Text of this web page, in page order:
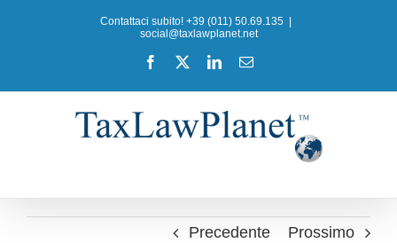
Contattaci subito! +39 (011) 50.69.135
social@taxlawplanet.net
Facebook LinkedInEmail
Precedente Prossimo